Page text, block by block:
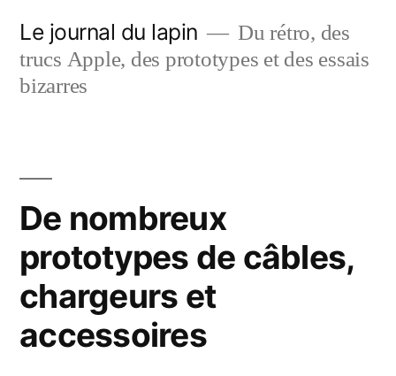
contenu
Le journal du lapin
Du rétro, des
trucs Apple, des prototypes et des essais
bizarres
De nombreux
prototypes de câbles,
chargeurs et
accessoires